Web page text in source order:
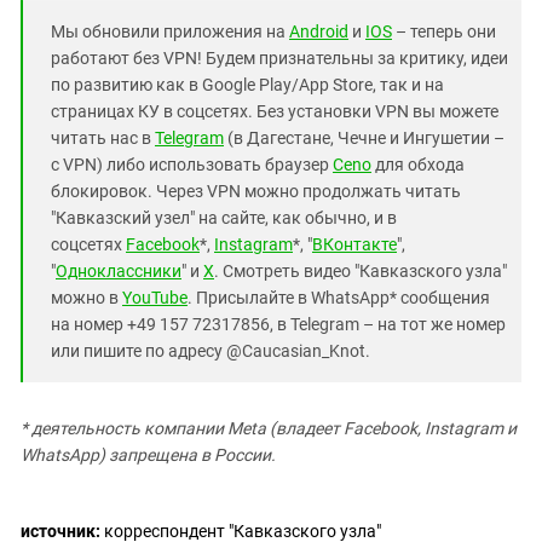
Мы обновили приложения на Android и IOS – теперь они
работают без VPN! Будем признательны за критику, идеи
по развитию как в Google Play/App Store, так и на
страницах КУ в соцсетях. Без установки VPN вы можете
читать нас вTelegram (в Дагестане, Чечне и Ингушетии –
с VPN) либо использовать браузерCeno для обхода
блокировок. Через VPN можно продолжать читать
"Кавказский узел" на сайте, как обычно, и в
соцсетях Facebook*, Instagram*, "ВКонтакте",
"Одноклассники" и X. Смотреть видео "Кавказского узла"
можно вYouTube. Присылайте в WhatsApp* сообщения
на номер +49 157 72317856, в Telegram – на тот же номер
или пишите по адресу @Caucasian_Knot.
* деятельность компании Meta (владеет Facebook, Instagram и
WhatsApp) запрещена в России.
источник: корреспондент "Кавказского узла"